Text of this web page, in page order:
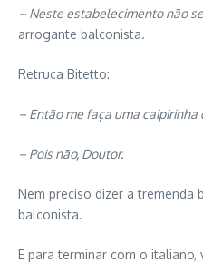
– Neste estabelecimento não
arrogante balconista.
Retruca Bitetto:
– Então me faça uma caipirinha
– Pois não, Doutor.
Nem preciso dizer a tremenda
balconista.
E para terminar com o italiano,